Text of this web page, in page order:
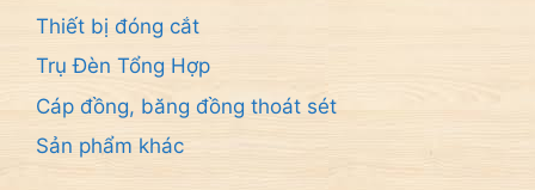
Thiết bị đóng cắt
Trụ Đèn Tổng Hợp
Cáp đồng, băng đồng thoát sét
Sản phẩm khác